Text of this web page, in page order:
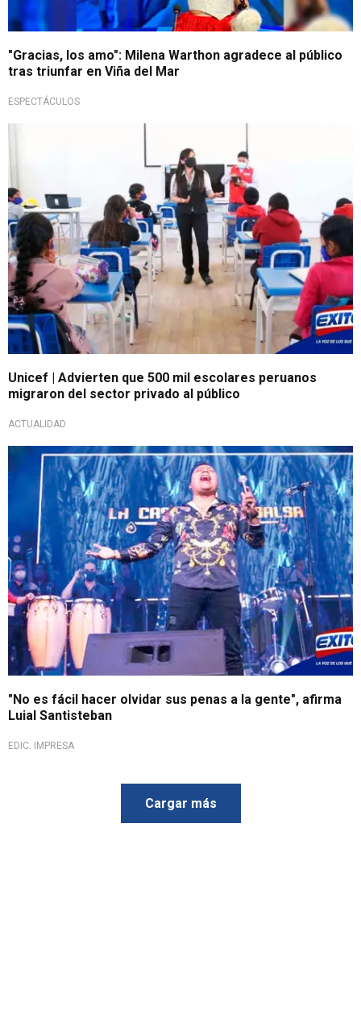
"Gracias, los amo": Milena Warthon agradece al público
tras triunfar en Viña del Mar
ESPECTÁCULOS
Unicef | Advierten que 500 mil escolares peruanos
migraron del sector privado al público
ACTUALIDAD
"No es fácil hacer olvidar sus penas a la gente", afirma
Luial Santisteban
EDIC. IMPRESA
Cargar más